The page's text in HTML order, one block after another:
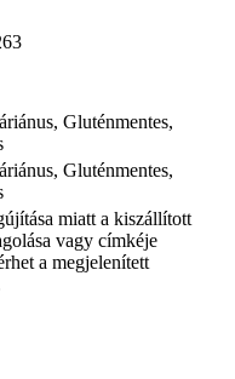
Gluténmentes,
Gluténmentes,
miatt a kiszállított
vagy címkéje
a megjelenített